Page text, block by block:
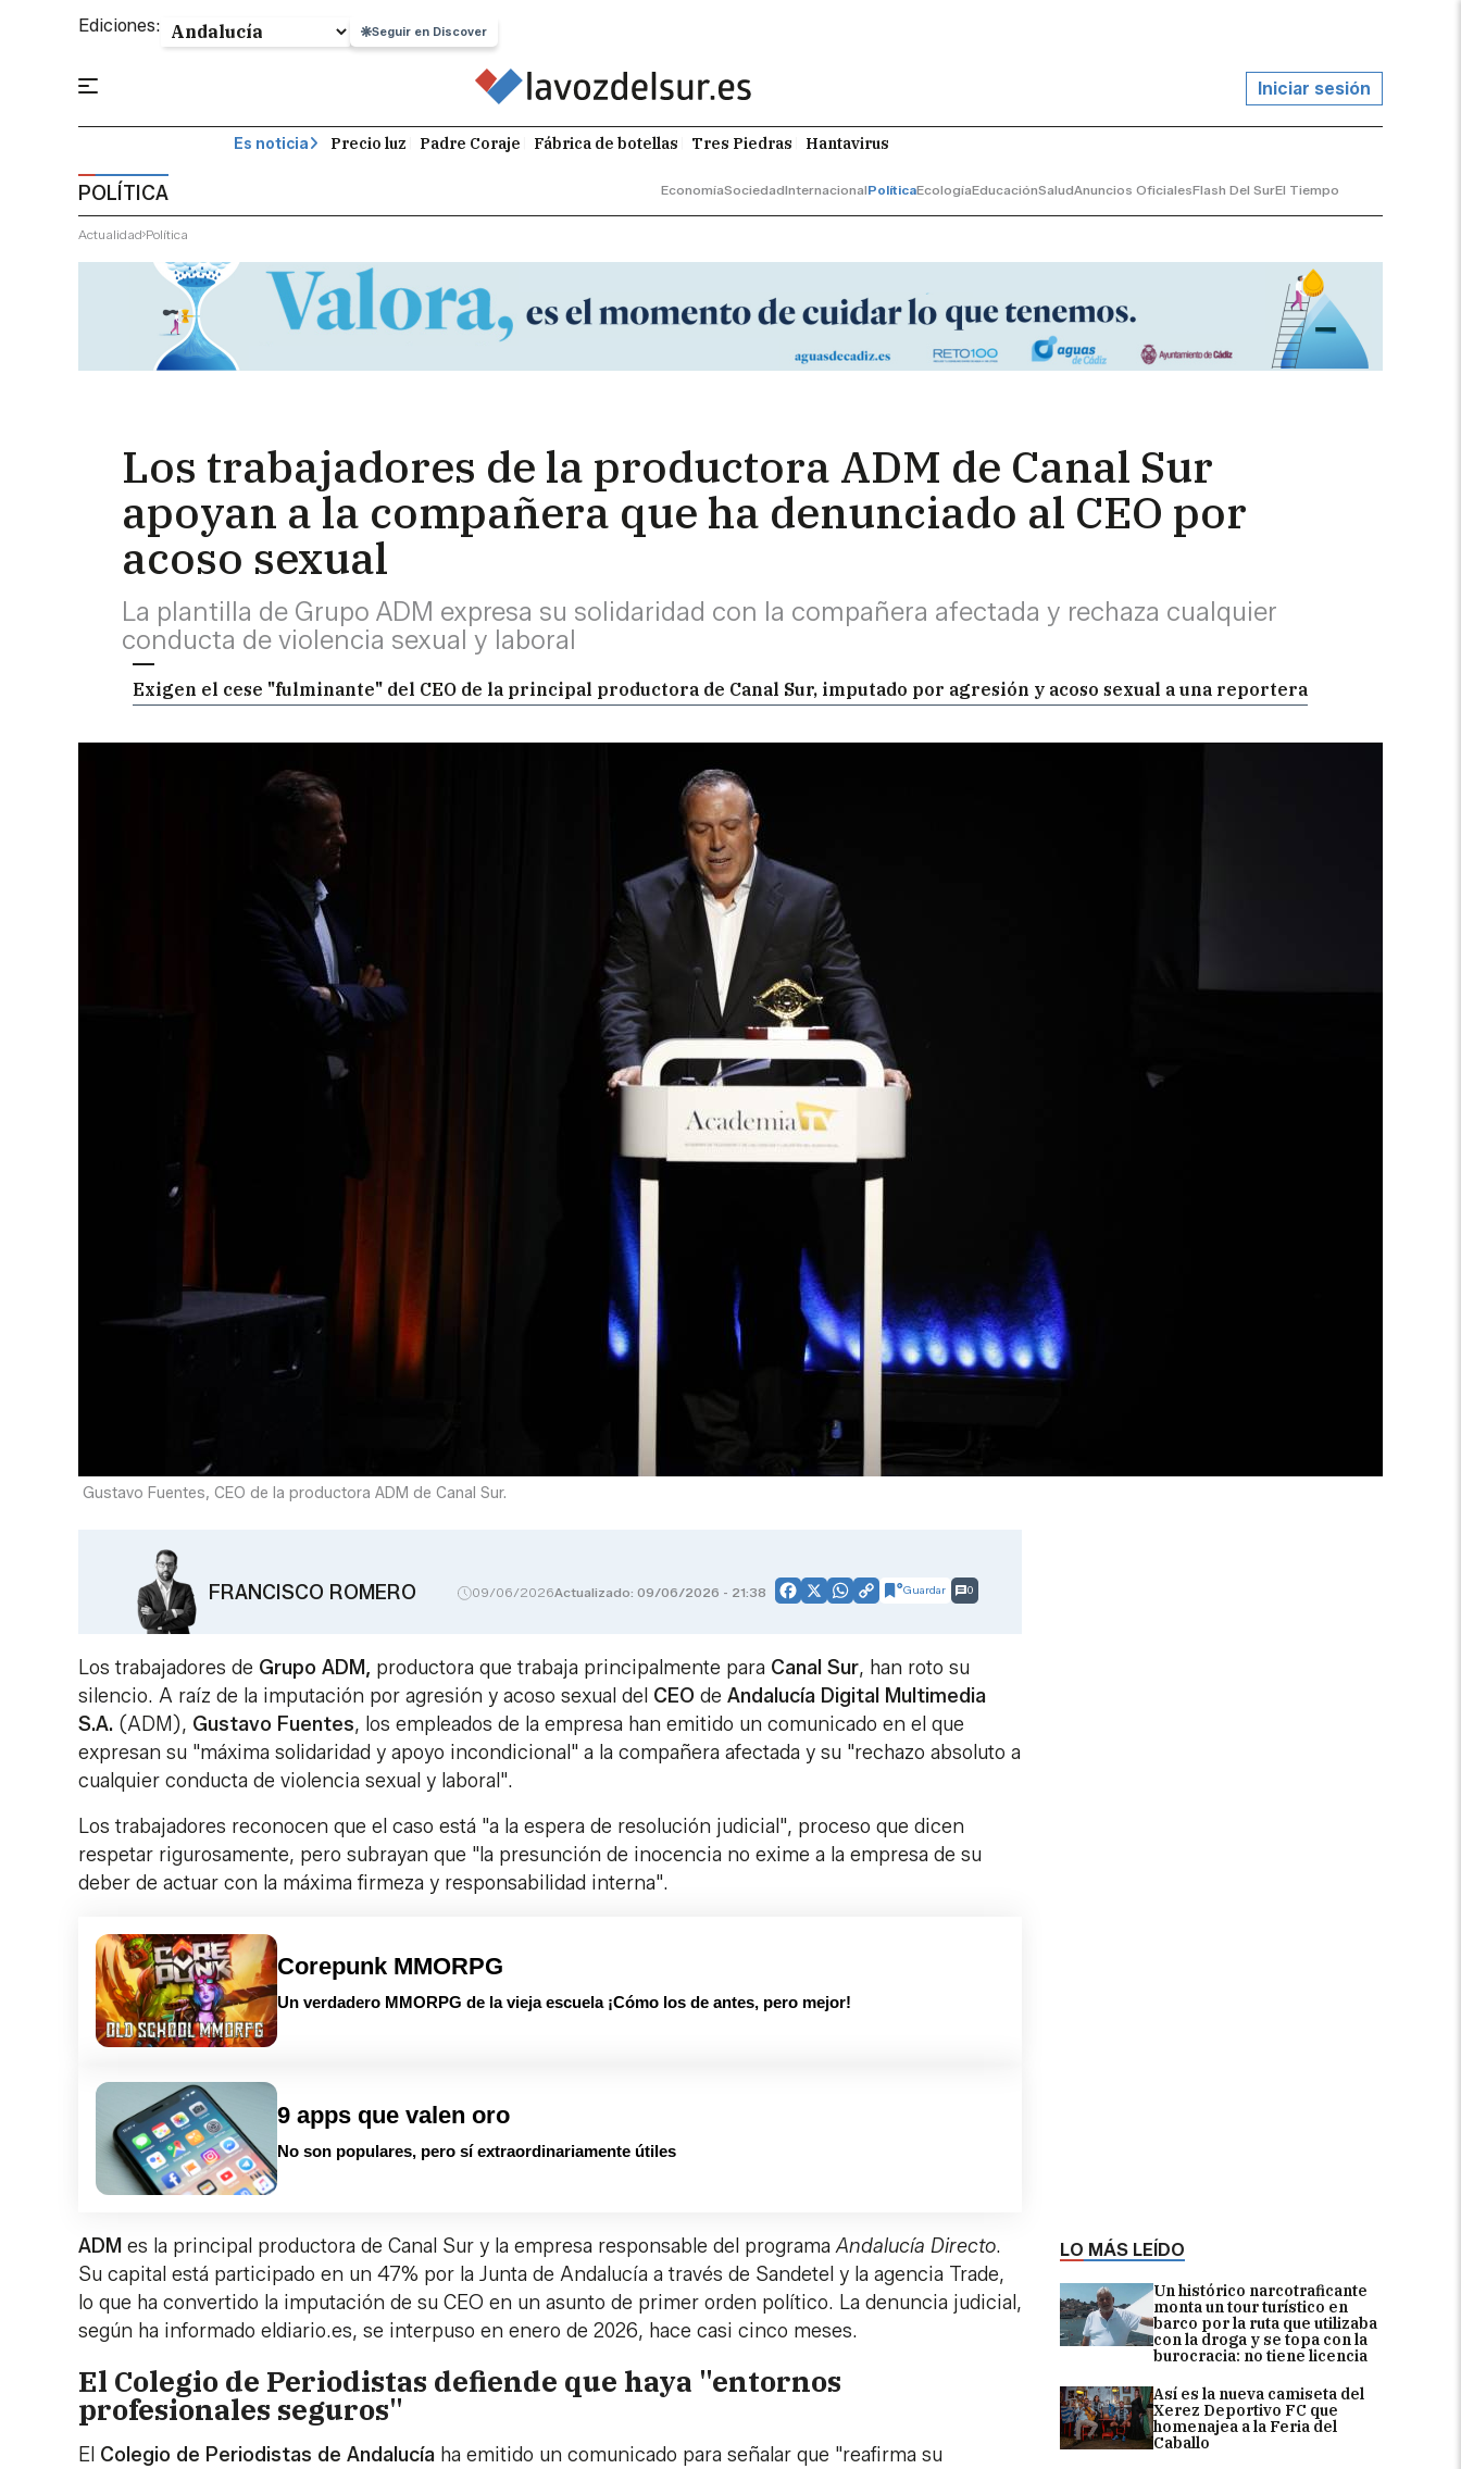
Ediciones: Seguir en Discover
Iniciar sesión
Es noticia Precio luz Padre Coraje Fábrica de botellas Tres Piedras Hantavirus
POLÍTICA EconomíaSociedadInternacionalPolíticaEcologíaEducaciónSaludAnuncios OficialesFlash Del SurEl Tiempo
Actualidad Política
Los trabajadores de la productora ADM de Canal Sur
apoyan a la compañera que ha denunciado al CEO por
acoso sexual
La plantilla de Grupo ADM expresa su solidaridad con la compañera afectada y rechaza cualquier
conducta de violencia sexual y laboral
Exigen el cese "fulminante" del CEO de la principal productora de Canal Sur, imputado por agresión y acoso sexual a una reportera
Gustavo Fuentes, CEO de la productora ADM de Canal Sur.
LO MÁS LEÍDO
Un histórico narcotraficante
monta un tour turístico en
barco por la ruta que utilizaba
con la droga y se topa con la
burocracia: no tiene licencia
Así es la nueva camiseta del
Xerez Deportivo FC que
homenajea a la Feria del
Caballo
FRANCISCO ROMERO 09/06/2026Actualizado: 09/06/2026 - 21:38 Facebook
X WhatsApp
CopyGuardar 0
Los trabajadores de Grupo ADM, productora que trabaja principalmente para Canal Sur, han roto su
silencio. A raíz de la imputación por agresión y acoso sexual del CEO de Andalucía Digital Multimedia
S.A. (ADM), Gustavo Fuentes, los empleados de la empresa han emitido un comunicado en el que
expresan su "máxima solidaridad y apoyo incondicional" a la compañera afectada y su "rechazo absoluto a
cualquier conducta de violencia sexual y laboral".
Los trabajadores reconocen que el caso está "a la espera de resolución judicial", proceso que dicen
respetar rigurosamente, pero subrayan que "la presunción de inocencia no exime a la empresa de su
deber de actuar con la máxima firmeza y responsabilidad interna".
Corepunk MMORPG
Un verdadero MMORPG de la vieja escuela ¡Cómo los de antes, pero mejor!
9 apps que valen oro
No son populares, pero sí extraordinariamente útiles
ADM es la principal productora de Canal Sur y la empresa responsable del programaAndalucía Directo.
Su capital está participado en un 47% por la Junta de Andalucía a través de Sandetel y la agencia Trade,
lo que ha convertido la imputación de su CEO en un asunto de primer orden político. La denuncia judicial,
según ha informado eldiario.es, se interpuso en enero de 2026, hace casi cinco meses.
El Colegio de Periodistas defiende que haya "entornos
profesionales seguros"
El Colegio de Periodistas de Andalucía ha emitido un comunicado para señalar que "reafirma su